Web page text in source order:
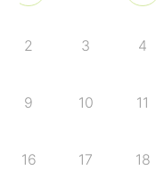
2 3 4
9 10 11
16 17 18